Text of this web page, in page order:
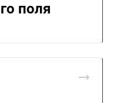
поля